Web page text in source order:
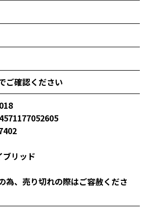
ご確認ください
リッド
為、売り切れの際はご容赦くださ